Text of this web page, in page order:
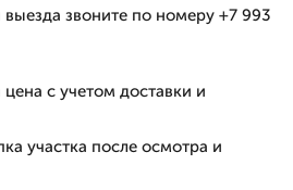
звоните по номеру +7 993
с учетом доставки и
участка после осмотра и